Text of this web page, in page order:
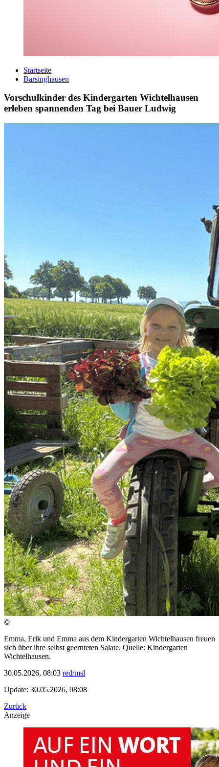
Startseite
Barsinghausen
Vorschulkinder des Kindergarten Wichtelhausen
erleben spannenden Tag bei Bauer Ludwig
©
Emma, Erik und Emma aus dem Kindergarten Wichtelhausen freuen
sich über ihre selbst geernteten Salate. Quelle: Kindergarten
Wichtelhausen.
30.05.2026, 08:03 red/msl
Update: 30.05.2026, 08:08
Zurück
Anzeige